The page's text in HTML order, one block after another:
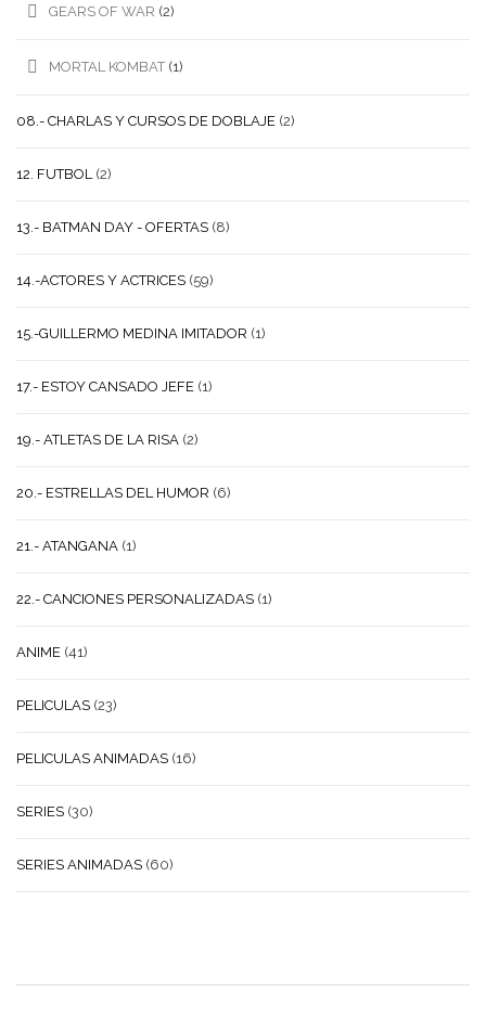
GEARS OF WAR (2)
MORTAL KOMBAT (1)
08.- CHARLAS Y CURSOS DE DOBLAJE (2)
12. FUTBOL (2)
13.- BATMAN DAY - OFERTAS (8)
14.-ACTORES Y ACTRICES (59)
15.-GUILLERMO MEDINA IMITADOR (1)
17.- ESTOY CANSADO JEFE (1)
19.- ATLETAS DE LA RISA (2)
20.- ESTRELLAS DEL HUMOR (6)
21.- ATANGANA (1)
22.- CANCIONES PERSONALIZADAS (1)
ANIME (41)
PELICULAS (23)
PELICULAS ANIMADAS (16)
SERIES (30)
SERIES ANIMADAS (60)